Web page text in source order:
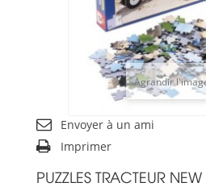
Agrandir
Envoyer à un ami
Imprimer
PUZZLES TRACTEUR